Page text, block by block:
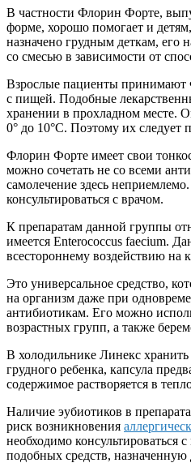
В частности Флорин Форте,
форме, хорошо помогает и
назначено грудным деткам, его
со смесью в зависимости от
Взрослые пациенты
с пищей. Подобные
хранении в прохладном месте.
0° до 10°С. Поэтому их следует
Флорин Форте имеет свои
можно сочетать не со всеми
самолечение здесь
консультироваться с врачом.
К препаратам данной группы
имеется Enterococcus faecium.
всестороннему воздействию
Это универсальное средство,
на организм даже при
антибиотикам. Его можно
возрастных групп, а также
В холодильнике Линекс
грудного ребенка, капсула
содержимое растворяется в
Наличие эубиотиков в
риск возникновения
необходимо консультироваться
подобных средств, назначенную